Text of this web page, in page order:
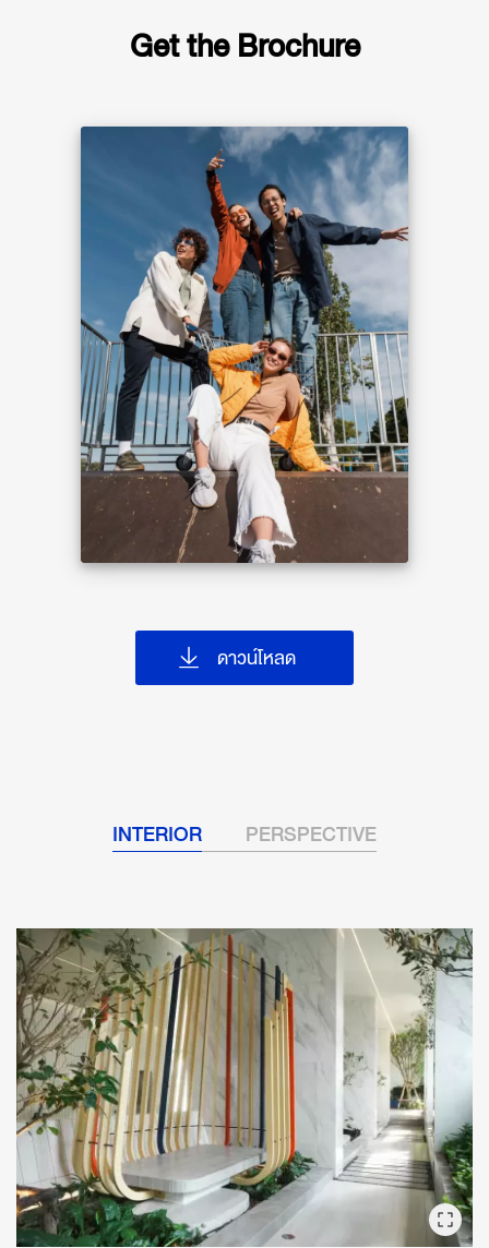
Co-Working Space
ตอบโจทย์ Lifestyle ตลอด 24 ชั่วโมง สามารถ
ทำได้ทุกกิจกรรมได้ตลอดเวลาที่ต้องการ เรา
Video Call Booth
ห้องทำงานที่เงียบสงบ ให้ทุกคนได้ระเบิดความ
สร้างสรรค์ รมติเกิดปิงไอเดียช่วงดึก ตีสองตีสาม
เราก็สามารถนัดคุยกับเพื่อนได้ทันที เพื่อใคร
อยากประชุมออนไลน์กับเพื่อน ร่วมงานข้าม
Time zone
สำหรับสายยูทูบเบอร์และสายช่างภาพ
Get the Brochure
ดาวน์โหลด
INTERIOR PERSPECTIVE